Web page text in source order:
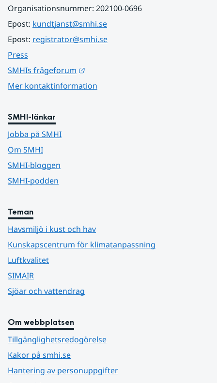
Organisationsnummer: 202100-0696
Epost: kundtjanst@smhi.se
Epost: registrator@smhi.se
Press
SMHIs frågeforum
Mer kontaktinformation
SMHI-länkar
Jobba på SMHI
Om SMHI
SMHI-bloggen
SMHI-podden
Teman
Havsmiljö i kust och hav
Kunskapscentrum för klimatanpassning
Luftkvalitet
SIMAIR
Sjöar och vattendrag
Om webbplatsen
Tillgänglighetsredogörelse
Kakor på smhi.se
Hantering av personuppgifter